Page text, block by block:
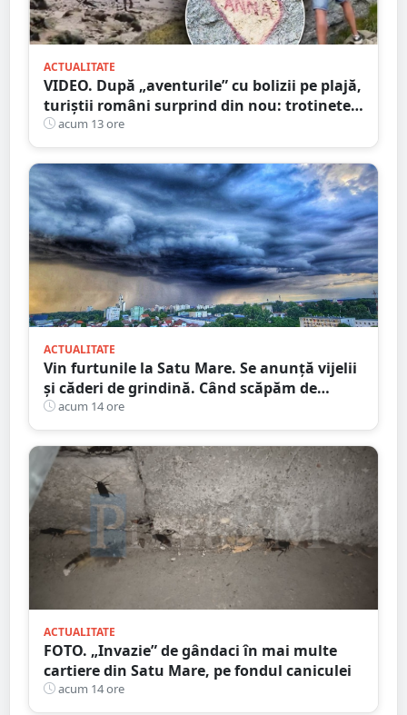
ACTUALITATE
VIDEO. După „aventurile” cu bolizii pe plajă,
turiștii români surprind din nou: trotinete
pe Bucegi și declarații de dragoste pe stânci
acum 13 ore
ACTUALITATE
Vin furtunile la Satu Mare. Se anunță vijelii
și căderi de grindină. Când scăpăm de
caniculă
acum 14 ore
ACTUALITATE
FOTO. „Invazie” de gândaci în mai multe
cartiere din Satu Mare, pe fondul caniculei
acum 14 ore